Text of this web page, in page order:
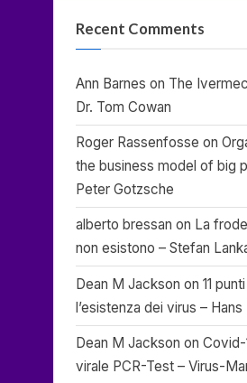
Recent Comments
Ann Barnes on The
Dr. Tom Cowan
Roger Rassenfosse on
the business model of big
Peter Gotzsche
alberto bressan on La
non esistono – Stefan
Dean M Jackson on 11
l’esistenza dei virus – Hans
Dean M Jackson on Covid-
virale PCR-Test – Virus-